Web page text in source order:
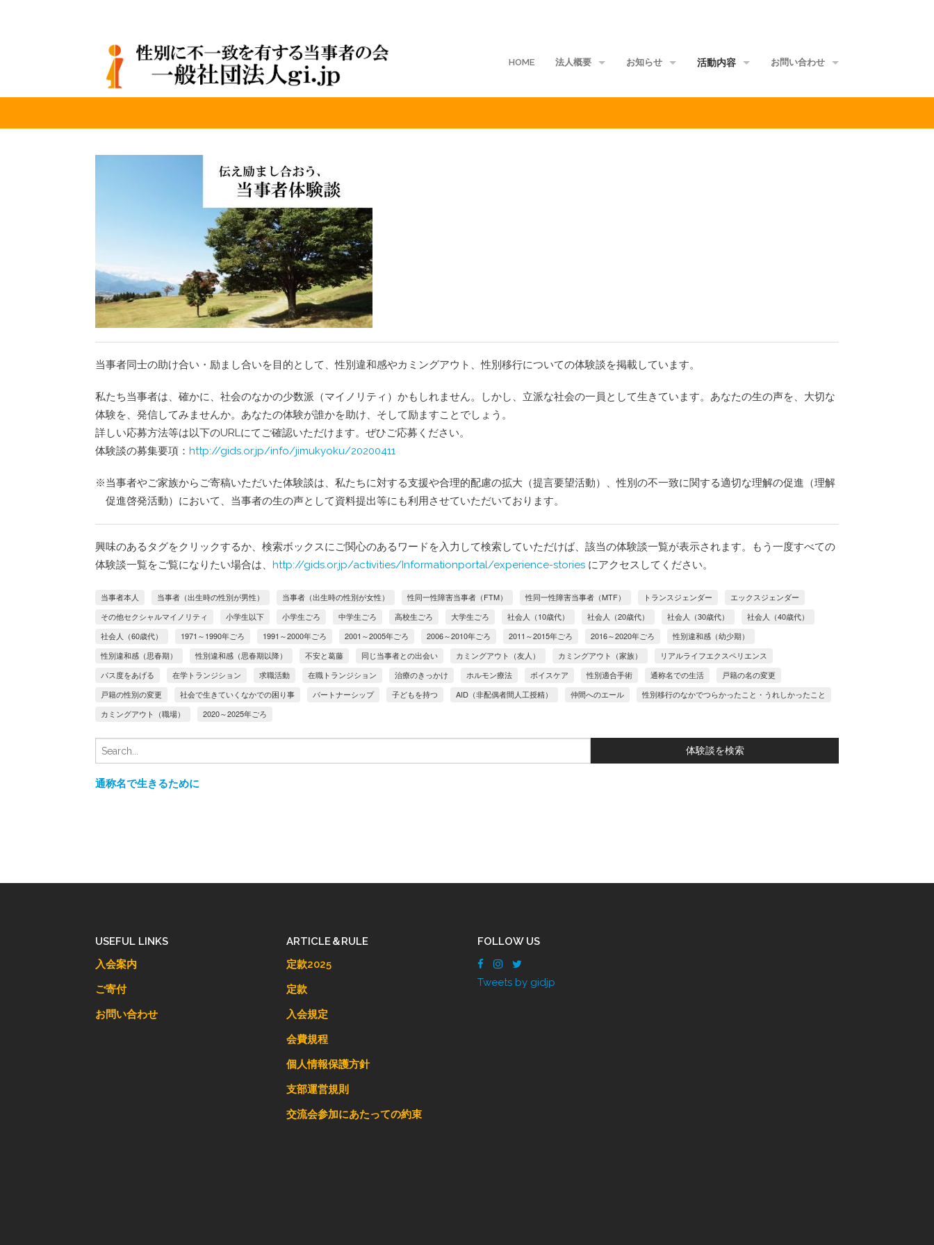
HOME 法人概要
交流会参加にあたっての約束
お知らせ 活動内容
請願陳述要望事業
お問い合わせ
当事者同士の助け合い・励まし合いを目的として、性別違和感やカミングアウト、性別移行についての体験談を掲載しています。
私たち当事者は、確かに、社会のなかの少数派（マイノリティ）かもしれません。しかし、立派な社会の一員として生きています。あなたの生の声を、大切な
体験を、発信してみませんか。あなたの体験が誰かを助け、そして励ますことでしょう。
詳しい応募方法等は以下のURLにてご確認いただけます。ぜひご応募ください。
体験談の募集要項： http://gids.or.jp/info/jimukyoku/20200411
※当事者やご家族からご寄稿いただいた体験談は、私たちに対する支援や合理的配慮の拡大（提言要望活動）、性別の不一致に関する適切な理解の促進（理解
促進啓発活動）において、当事者の生の声として資料提出等にも利用させていただいております。
興味のあるタグをクリックするか、検索ボックスにご関心のあるワードを入力して検索していただけば、該当の体験談一覧が表示されます。もう一度すべての
体験談一覧をご覧になりたい場合は、 http://gids.or.jp/activities/Informationportal/experience-stories にアクセスしてください。
当事者本人 当事者（出生時の性別が男性） 当事者（出生時の性別が女性） 性同一性障害当事者（FTM） 性同一性障害当事者（MTF） トランスジェンダー
エックスジェンダー
その他セクシャルマイノリティ
小学生以下 小学生ごろ 中学生ごろ 高校生ごろ 大学生ごろ 社会人（10歳代） 社会人（20歳代） 社会人（30歳代）
社会人（40歳代）
社会人（60歳代）
1971～1990年ごろ 1991～2000年ごろ 2001～2005年ごろ 2006～2010年ごろ 2011～2015年ごろ 2016～2020年ごろ
性別違和感（幼少期）
性別違和感（思春期）
性別違和感（思春期以降） 不安と葛藤 同じ当事者との出会い カミングアウト（友人） カミングアウト（家族）
リアルライフエクスペリエンス
パス度をあげる
在学トランジション 求職活動 在職トランジション 治療のきっかけ ホルモン療法 ボイスケア 性別適合手術 通称名での生活
戸籍の名の変更
戸籍の性別の変更
社会で生きていくなかでの困り事 パートナーシップ 子どもを持つ AID（非配偶者間人工授精） 仲間へのエール
性別移行のなかでつらかったこと・うれしかったこと
カミングアウト（職場）
2020～2025年ごろ
通称名で生きるために
USEFUL LINKS
入会案内
ご寄付
お問い合わせ
ARTICLE＆RULE
定款2025
定款
入会規定
会費規程
個人情報保護方針
支部運営規則
交流会参加にあたっての約束
FOLLOW US
Tweets by gidjp